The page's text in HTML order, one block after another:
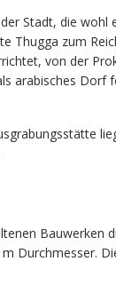
Stadt, die wohl
Thugga zum
von der
arabisches
Bauwerken
Durchmesser.